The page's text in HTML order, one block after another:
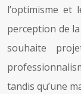
l’optimisme et
perception de
souhaite
tandis qu’une